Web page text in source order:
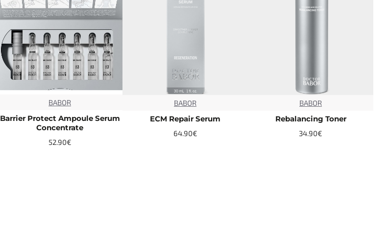
BABOR
Barrier Protect Ampoule Serum
Concentrate
52.90€
BABOR
ECM Repair Serum
64.90€
BABOR
Rebalancing Toner
34.90€